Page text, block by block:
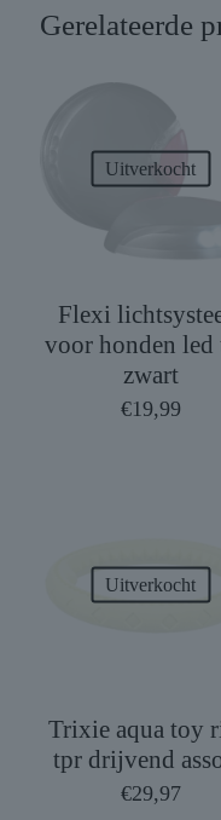
Gerelateerde
Uitverkocht
Flexi
voor honden led
zwart
€19,99
Uitverkocht
Trixie aqua toy
tpr drijvend
€29,97